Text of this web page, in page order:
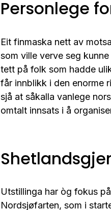
Personlege
Eit finmaska nett av
som ville verve seg
tett på folk som hadde
får innblikk i den enorme
sjå at såkalla vanlege
omtalt innsats i å
Utstillinga har òg fokus
Nordsjøfarten, som i